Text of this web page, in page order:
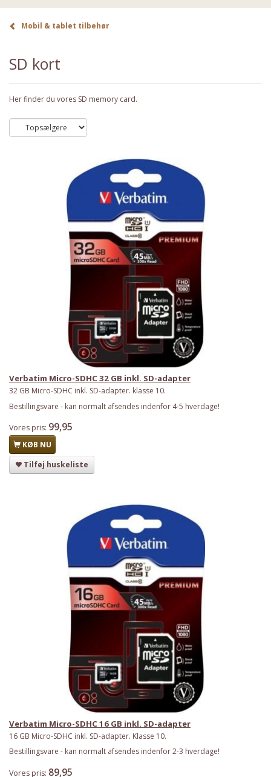
Mobil & tablet tilbehør
SD kort
Her finder du vores SD memory card.
Verbatim Micro-SDHC 32 GB inkl. SD-adapter
32 GB Micro-SDHC inkl. SD-adapter. klasse 10.
Bestillingsvare - kan normalt afsendes indenfor 4-5 hverdage!
Vores pris: 99,95
KØB NU
Tilføj huskeliste
Verbatim Micro-SDHC 16 GB inkl. SD-adapter
16 GB Micro-SDHC inkl. SD-adapter. Klasse 10.
Bestillingsvare - kan normalt afsendes indenfor 2-3 hverdage!
Vores pris: 89,95